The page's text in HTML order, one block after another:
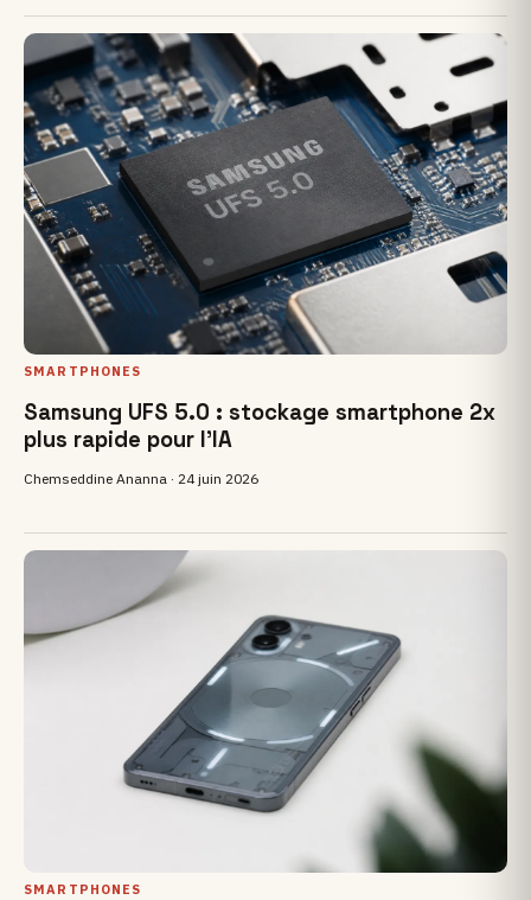
SMARTPHONES
Samsung UFS 5.0 : stockage smartphone 2x
plus rapide pour l'IA
Chemseddine Ananna ·24 juin 2026
SMARTPHONES